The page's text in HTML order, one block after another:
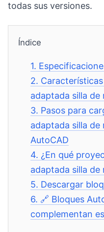
todas sus versiones.
Índice
1.
2.
adaptada silla de
3. Pasos para
adaptada silla de
AutoCAD
4. ¿En qué
adaptada silla de
5. Descargar
6. 🔗 Bloques
complementan